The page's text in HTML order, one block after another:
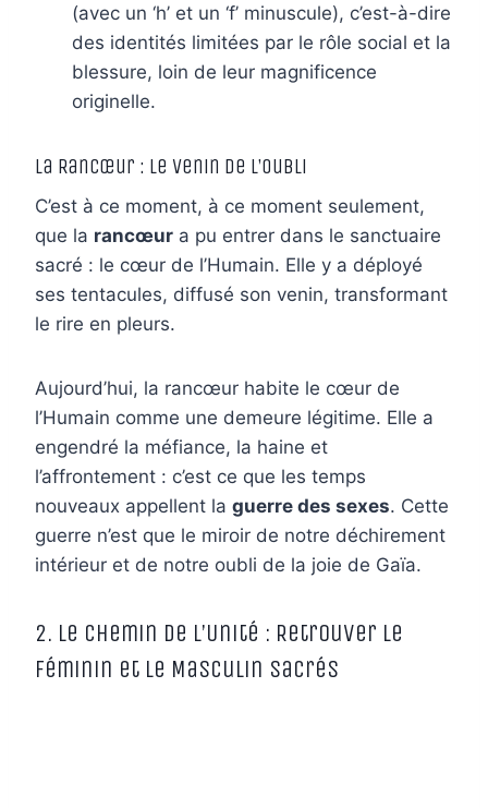
(avec un ‘h’ et un ‘f’ minuscule), c’est-à-dire
des identités limitées par le rôle social et la
blessure, loin de leur magnificence
originelle.
La Rancœur : Le Venin de l’Oubli
C’est à ce moment, à ce moment seulement,
que la rancœur a pu entrer dans le sanctuaire
sacré : le cœur de l’Humain. Elle y a déployé
ses tentacules, diffusé son venin, transformant
le rire en pleurs.
Aujourd’hui, la rancœur habite le cœur de
l’Humain comme une demeure légitime. Elle a
engendré la méfiance, la haine et
l’affrontement : c’est ce que les temps
nouveaux appellent la guerre des sexes. Cette
guerre n’est que le miroir de notre déchirement
intérieur et de notre oubli de la joie de Gaïa.
2. Le Chemin de l’Unité : Retrouver le
Féminin et le Masculin Sacrés